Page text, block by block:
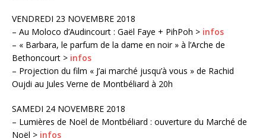
VENDREDI 23 NOVEMBRE 2018
– Au Moloco d’Audincourt : Gaël Faye + PihPoh > infos
– « Barbara, le parfum de la dame en noir » à l’Arche de
Bethoncourt > infos
– Projection du film « J’ai marché jusqu’à vous » de Rachid
Oujdi au Jules Verne de Montbéliard à 20h
SAMEDI 24 NOVEMBRE 2018
– Lumières de Noël de Montbéliard : ouverture du Marché de
Noël > infos